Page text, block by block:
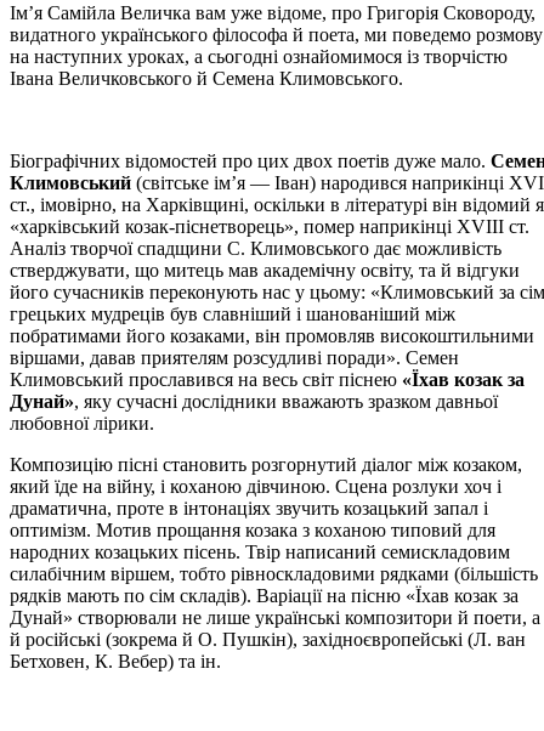
Ім’я Самійла Величка вам уже відоме, про Григорія Сковороду,
видатного українського філософа й поета, ми поведемо розмову
на наступних уроках, а сьогодні ознайомимося із творчістю
Івана Величковського й Семена Климовського.
Біографічних відомостей про цих двох поетів дуже мало.
Климовський (світське ім’я — Іван) народився наприкінці
ст., імовірно, на Харківщині, оскільки в літературі він відомий
«харківський козак-піснетворець», помер наприкінці ХVІІІ ст.
Аналіз творчої спадщини С. Климовського дає можливість
стверджувати, що митець мав академічну освіту, та й відгуки
його сучасників переконують нас у цьому: «Климовський за сім
грецьких мудреців був славніший і шанованіший між
побратимами його козаками, він промовляв високоштильними
віршами, давав приятелям розсудливі поради». Семен
Климовський прославився на весь світ піснею «Їхав козак за
Дунай», яку сучасні дослідники вважають зразком давньої
любовної лірики.
Композицію пісні становить розгорнутий діалог між козаком,
який їде на війну, і коханою дівчиною. Сцена розлуки хоч і
драматична, проте в інтонаціях звучить козацький запал і
оптимізм. Мотив прощання козака з коханою типовий для
народних козацьких пісень. Твір написаний семискладовим
силабічним віршем, тобто рівноскладовими рядками (більшість
рядків мають по сім складів). Варіації на пісню «Їхав козак за
Дунай» створювали не лише українські композитори й поети, а
й російські (зокрема й О. Пушкін), західноєвропейські (Л. ван
Бетховен, К. Вебер) та ін.